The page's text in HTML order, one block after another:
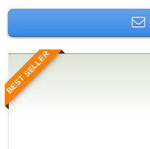
BEST SELLER